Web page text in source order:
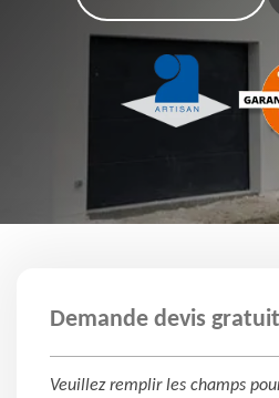
Demande devis gratuit
Veuillez remplir les champs